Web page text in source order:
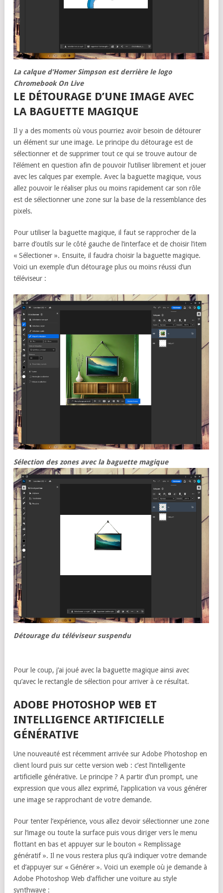
La calque d’Homer Simpson est derrière le logo
Chromebook On Live
LE DÉTOURAGE D’UNE IMAGE AVEC
LA BAGUETTE MAGIQUE
Il y a des moments où vous pourriez avoir besoin de détourer
un élément sur une image. Le principe du détourage est de
sélectionner et de supprimer tout ce qui se trouve autour de
l’élément en question afin de pouvoir l’utiliser librement et jouer
avec les calques par exemple. Avec la baguette magique, vous
allez pouvoir le réaliser plus ou moins rapidement car son rôle
est de sélectionner une zone sur la base de la ressemblance des
pixels.
Pour utiliser la baguette magique, il faut se rapprocher de la
barre d’outils sur le côté gauche de l’interface et de choisir l’item
« Sélectioner ». Ensuite, il faudra choisir la baguette magique.
Voici un exemple d’un détourage plus ou moins réussi d’un
téléviseur :
Sélection des zones avec la baguette magique
Détourage du téléviseur suspendu
Pour le coup, j’ai joué avec la baguette magique ainsi avec
qu’avec le rectangle de sélection pour arriver à ce résultat.
ADOBE PHOTOSHOP WEB ET
INTELLIGENCE ARTIFICIELLE
GÉNÉRATIVE
Une nouveauté est récemment arrivée sur Adobe Photoshop en
client lourd puis sur cette version web : c’est l’intelligente
artificielle générative. Le principe ? A partir d’un prompt, une
expression que vous allez exprimé, l’application va vous générer
une image se rapprochant de votre demande.
Pour tenter l’expérience, vous allez devoir sélectionner une zone
sur l’image ou toute la surface puis vous diriger vers le menu
flottant en bas et appuyer sur le bouton « Remplissage
génératif ». Il ne vous restera plus qu’à indiquer votre demande
et d’appuyer sur « Générer ». Voici un exemple où je demande à
Adobe Photoshop Web d’afficher une voiture au style
synthwave :